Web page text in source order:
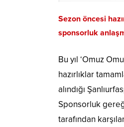
Sezon öncesi
sponsorluk
Bu yıl ‘Omuz
hazırlıklar
alındığı
Sponsorluk
tarafından